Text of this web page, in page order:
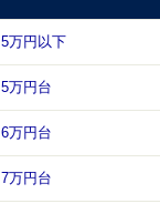
5万円以下
5万円台
6万円台
7万円台